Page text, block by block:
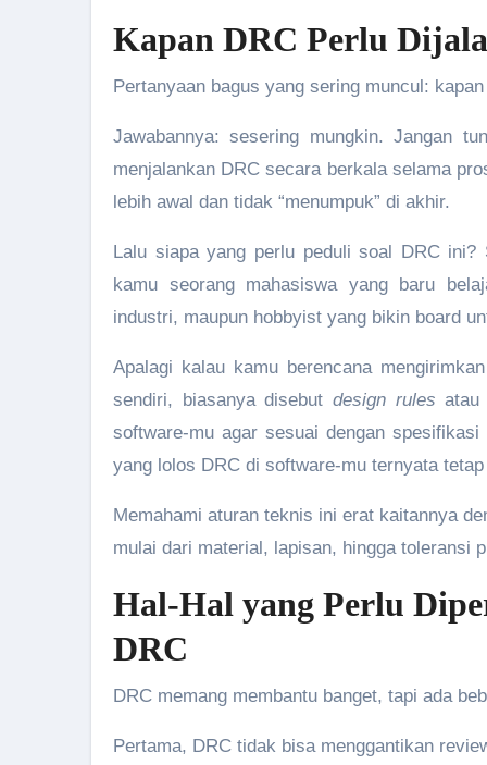
Kapan DRC Perlu
Pertanyaan bagus yang sering muncul:
Jawabannya: sesering mungkin. Jangan
menjalankan DRC secara berkala selama
lebih awal dan tidak “menumpuk” di akhir.
Lalu siapa yang perlu peduli soal DRC
kamu seorang mahasiswa yang baru
industri, maupun hobbyist yang bikin board
Apalagi kalau kamu berencana
sendiri, biasanya disebut design rules
software-mu agar sesuai dengan
yang lolos DRC di software-mu ternyata
Memahami aturan teknis ini erat kaitannya
mulai dari material, lapisan, hingga toleransi
Hal-Hal yang Perlu
DRC
DRC memang membantu banget, tapi ada
Pertama, DRC tidak bisa menggantikan